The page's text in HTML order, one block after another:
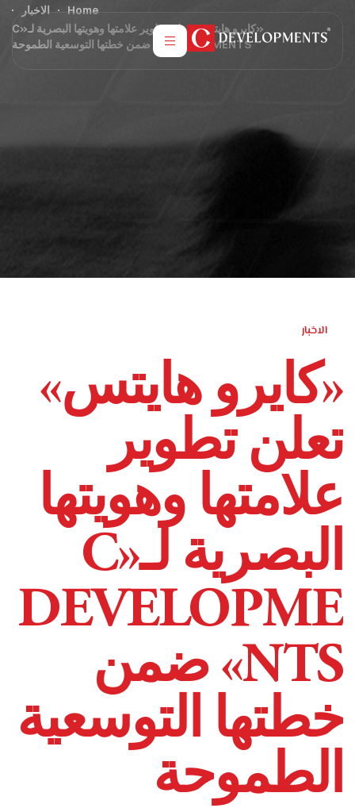
Home
الاخبار
«كايرو هايتس» تعلن تطوير علامتها وهويتها البصرية لـ«C
DEVELOPMENTS» ضمن خطتها التوسعية الطموحة
الاخبار
«كايرو هايتس»
تعلن تطوير
علامتها وهويتها
البصرية لـ«C
DEVELOPME
NTS» ضمن
خطتها التوسعية
الطموحة